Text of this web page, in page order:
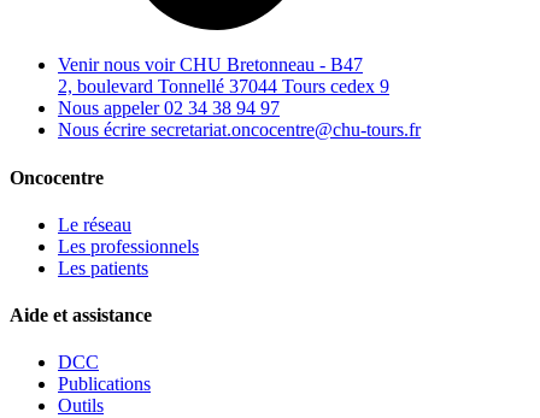
Venir nous voir CHU Bretonneau - B47
2, boulevard Tonnellé 37044 Tours cedex 9
Nous appeler 02 34 38 94 97
Nous écrire secretariat.oncocentre@chu-tours.fr
Oncocentre
Le réseau
Les professionnels
Les patients
Aide et assistance
DCC
Publications
Outils